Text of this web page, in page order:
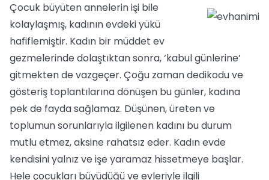
Çocuk büyüten annelerin işi bile
kolaylaşmış, kadının evdeki yükü
hafiflemiştir. Kadın bir müddet ev
gezmelerinde dolaştıktan sonra, ‘kabul günlerine’
gitmekten de vazgeçer. Çoğu zaman dedikodu ve
gösteriş toplantılarına dönüşen bu günler, kadına
pek de fayda sağlamaz. Düşünen, üreten ve
toplumun sorunlarıyla ilgilenen kadını bu durum
mutlu etmez, aksine rahatsız eder. Kadın evde
kendisini yalnız ve işe yaramaz hissetmeye başlar.
Hele çocukları büyüdüğü ve evleriyle ilgili